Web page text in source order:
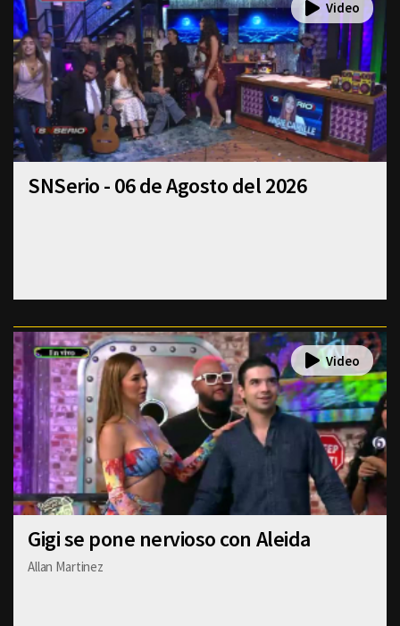
SNSerio - 06 de Agosto del 2026
Gigi se pone nervioso con Aleida
Allan Martinez